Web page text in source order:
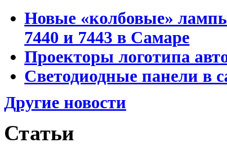
Новые «колбовые»
7440 и 7443 в Самаре
Проекторы логотипа
Светодиодные панели в
Другие новости
Статьи